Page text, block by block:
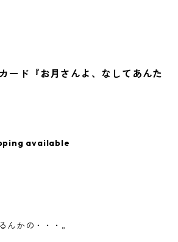
ード『お月さんよ、なしてあんた
available
んかの・・・。